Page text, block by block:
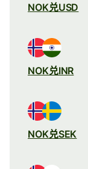
NOK兑USD
NOK兑INR
NOK兑SEK